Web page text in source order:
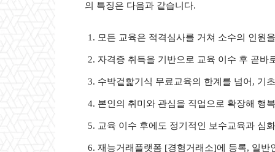
의 특징은 다음과 같습니다.
모든 교육은 적격심사를 거쳐 소수의 인원
자격증 취득을 기반으로 교육 이수 후 곧바
수박겉핥기식 무료교육의 한계를 넘어, 기
본인의 취미와 관심을 직업으로 확장해 행
교육 이수 후에도 정기적인 보수교육과 심
재능거래플랫폼 [경험거래소]에 등록, 일